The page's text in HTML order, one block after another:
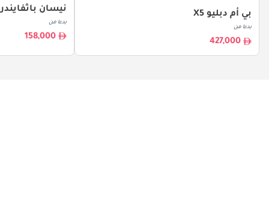
بي أم دبليو X5
بدءا من
427,000
نيسان باثفايندر
بدءا من
158,000